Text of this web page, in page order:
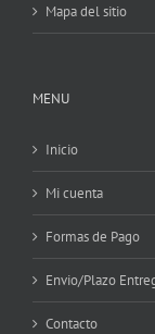
Mapa del sitio
MENU
Inicio
Mi cuenta
Formas de Pago
Envio/Plazo
Contacto